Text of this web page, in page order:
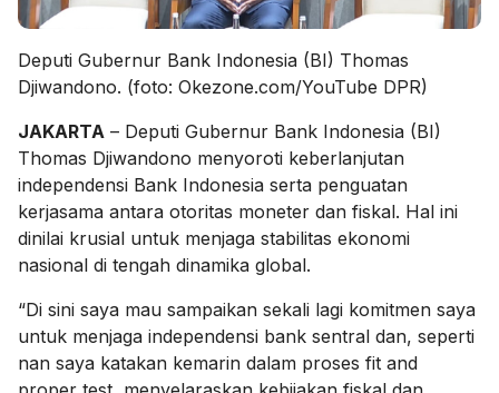
Deputi Gubernur Bank Indonesia (BI) Thomas
Djiwandono. (foto: Okezone.com/YouTube DPR)
JAKARTA – Deputi Gubernur Bank Indonesia (BI)
Thomas Djiwandono menyoroti keberlanjutan
independensi Bank Indonesia serta penguatan
kerjasama antara otoritas moneter dan fiskal. Hal ini
dinilai krusial untuk menjaga stabilitas ekonomi
nasional di tengah dinamika global.
“Di sini saya mau sampaikan sekali lagi komitmen saya
untuk menjaga independensi bank sentral dan, seperti
nan saya katakan kemarin dalam proses fit and